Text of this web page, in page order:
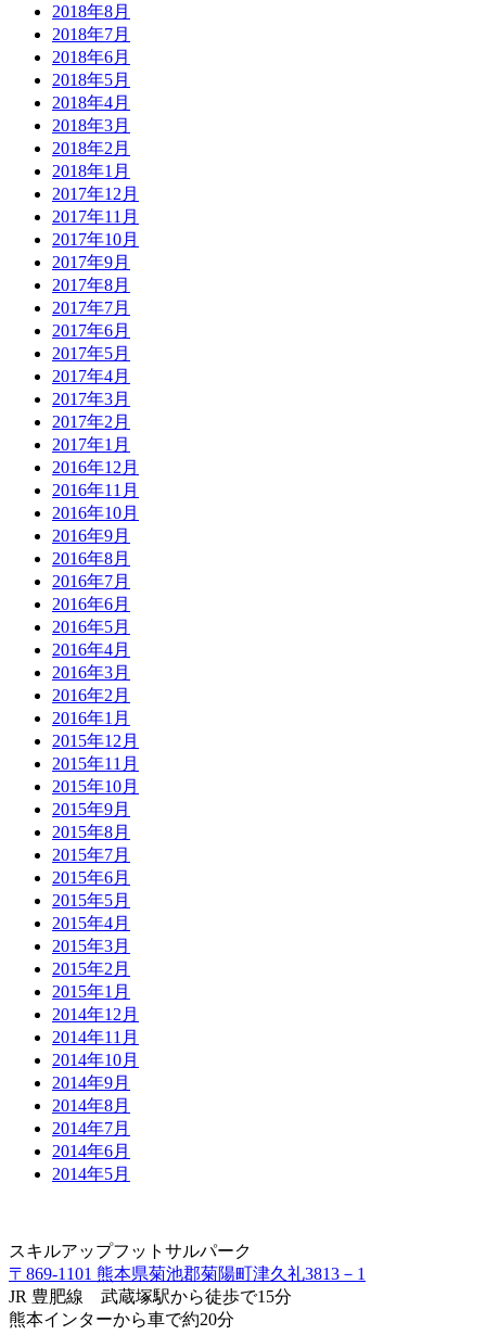
2018年8月
2018年7月
2018年6月
2018年5月
2018年4月
2018年3月
2018年2月
2018年1月
2017年12月
2017年11月
2017年10月
2017年9月
2017年8月
2017年7月
2017年6月
2017年5月
2017年4月
2017年3月
2017年2月
2017年1月
2016年12月
2016年11月
2016年10月
2016年9月
2016年8月
2016年7月
2016年6月
2016年5月
2016年4月
2016年3月
2016年2月
2016年1月
2015年12月
2015年11月
2015年10月
2015年9月
2015年8月
2015年7月
2015年6月
2015年5月
2015年4月
2015年3月
2015年2月
2015年1月
2014年12月
2014年11月
2014年10月
2014年9月
2014年8月
2014年7月
2014年6月
2014年5月
スキルアップフットサルパーク
〒869-1101 熊本県菊池郡菊陽町津久礼3813－1
JR 豊肥線 武蔵塚駅から徒歩で15分
熊本インターから車で約20分